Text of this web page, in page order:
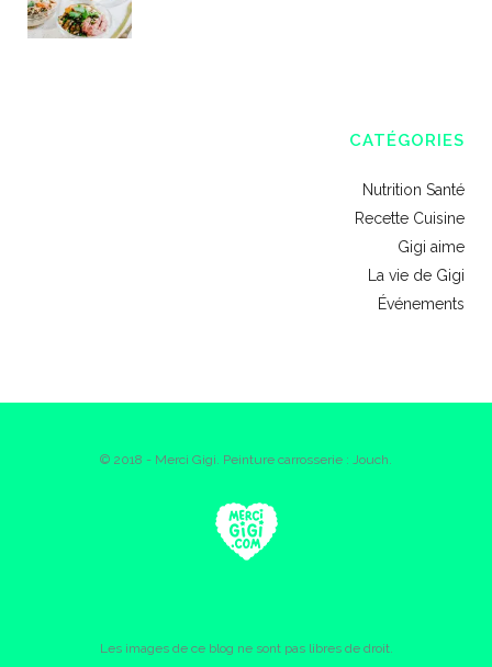
CATÉGORIES
Nutrition Santé
Recette Cuisine
Gigi aime
La vie de Gigi
Événements
© 2018 - Merci Gigi. Peinture carrosserie : Jouch.
Les images de ce blog ne sont pas libres de droit.